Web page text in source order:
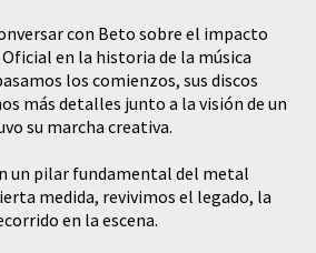
con Beto sobre el impacto
en la historia de la música
los comienzos, sus discos
más detalles junto a la visión de un
su marcha creativa.
un pilar fundamental del metal
medida, revivimos el legado, la
en la escena.